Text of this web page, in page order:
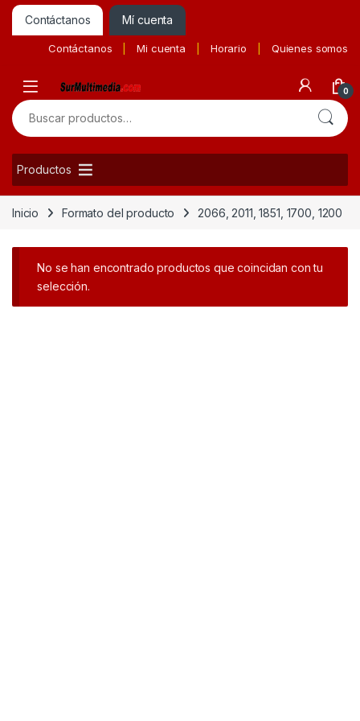
Contáctanos Mí cuenta
Contáctanos Mi cuenta Horario Quienes somos
0
Buscar por:
Productos
Inicio Formato del producto 2066, 2011, 1851, 1700, 1200
No se han encontrado productos que coincidan con tu
selección.